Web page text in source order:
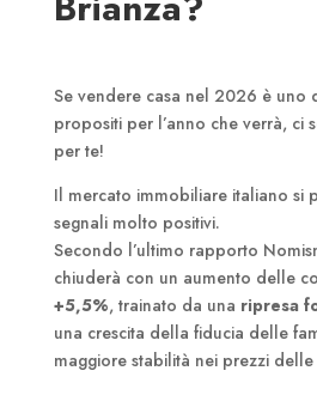
Se vendere casa nel 2026 è uno
propositi per l’anno che verrà, ci
per te!
Il mercato immobiliare italiano si
segnali molto positivi.
Secondo l’ultimo rapporto
chiuderà con un aumento delle
+5,5%, trainato da una ripresa
una crescita della fiducia delle
maggiore stabilità nei prezzi